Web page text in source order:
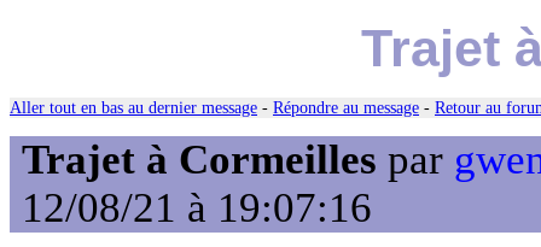
Trajet
Aller tout en bas au dernier message - Répondre au message - Retour au
Trajet à Cormeilles par
12/08/21 à 19:07:16